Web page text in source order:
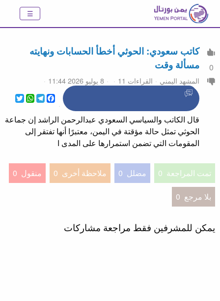
0
كاتب سعودي: الحوثي أخطأ الحسابات ونهايته
مسألة وقت
المشهد اليمني القراءات 11
8 يوليو 2026 11:44
Twitter
WhatsApp
Telegram
Facebook
قال الكاتب والسياسي السعودي عبدالرحمن الراشد إن جماعة
الحوثي تمثل حالة مؤقتة في اليمن، معتبرًا أنها تفتقر إلى
المقومات التي تضمن استمرارها على المدى ا
تمت المراجعة 0 مضلل 0 ملاحظة أخرى 0 منقول 0
بلا مرجع 0
يمكن للمشرفين فقط مراجعة مشاركات